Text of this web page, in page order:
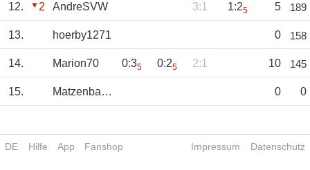
12. 2 AndreSVW 3:1 1:25 5 189
13. hoerby1271 0 158
14. Marion70 0:35 0:25 2:1 10 145
15. Matzenbacher 0 0
DE Hilfe App Fanshop Impressum Datenschutz